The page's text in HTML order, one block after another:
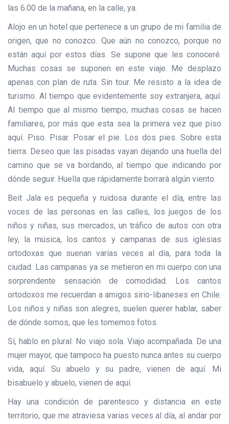
las 6.00 de la mañana, en la calle, ya.
Alojo en un hotel que pertenece a un grupo de mi familia de
origen, que no conozco. Que aún no conozco, porque no
están aquí por estos días. Se supone que les conoceré.
Muchas cosas se suponen en este viaje. Me desplazo
apenas con plan de ruta. Sin tour. Me resisto a la idea de
turismo. Al tiempo que evidentemente soy extranjera, aquí.
Al tiempo que al mismo tiempo, muchas cosas se hacen
familiares, por más que esta sea la primera vez que piso
aquí. Piso. Pisar. Posar el pie. Los dos pies. Sobre esta
tierra. Deseo que las pisadas vayan dejando una huella del
camino que se va bordando, al tiempo que indicando por
dónde seguir. Huella que rápidamente borrará algún viento.
Beit Jala es pequeña y ruidosa durante el día, entre las
voces de las personas en las calles, los juegos de los
niños y niñas, sus mercados, un tráfico de autos con otra
ley, la música, los cantos y campanas de sus iglesias
ortodoxas que suenan varias veces al día, para toda la
ciudad. Las campanas ya se metieron en mi cuerpo con una
sorprendente sensación de comodidad. Los cantos
ortodoxos me recuerdan a amigos sirio-libaneses en Chile.
Los niños y niñas son alegres, suelen querer hablar, saber
de dónde somos, que les tomemos fotos.
Sí, hablo en plural. No viajo sola. Viajo acompañada. De una
mujer mayor, que tampoco ha puesto nunca antes su cuerpo
vida, aquí. Su abuelo y su padre, vienen de aquí. Mi
bisabuelo y abuelo, vienen de aquí.
Hay una condición de parentesco y distancia en este
territorio, que me atraviesa varias veces al día, al andar por